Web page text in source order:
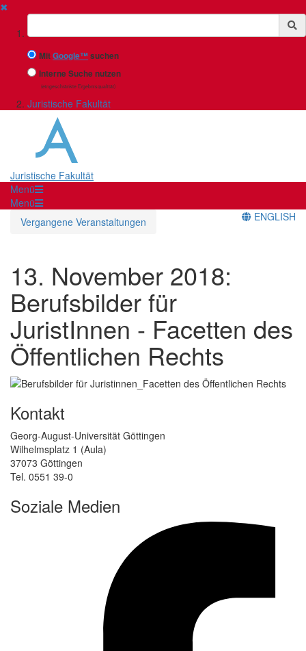
✖
Suchbegriff
MitGoogle™suchen
Interne Suche nutzen
(eingeschränkte Ergebnisqualität)
Juristische Fakultät
Juristische Fakultät
Menü
Menü
Vergangene Veranstaltungen
ENGLISH
13. November 2018:
Berufsbilder für
JuristInnen - Facetten des
Öffentlichen Rechts
Kontakt
Georg-August-Universität Göttingen
Wilhelmsplatz 1 (Aula)
37073 Göttingen
Tel. 0551 39-0
Soziale Medien